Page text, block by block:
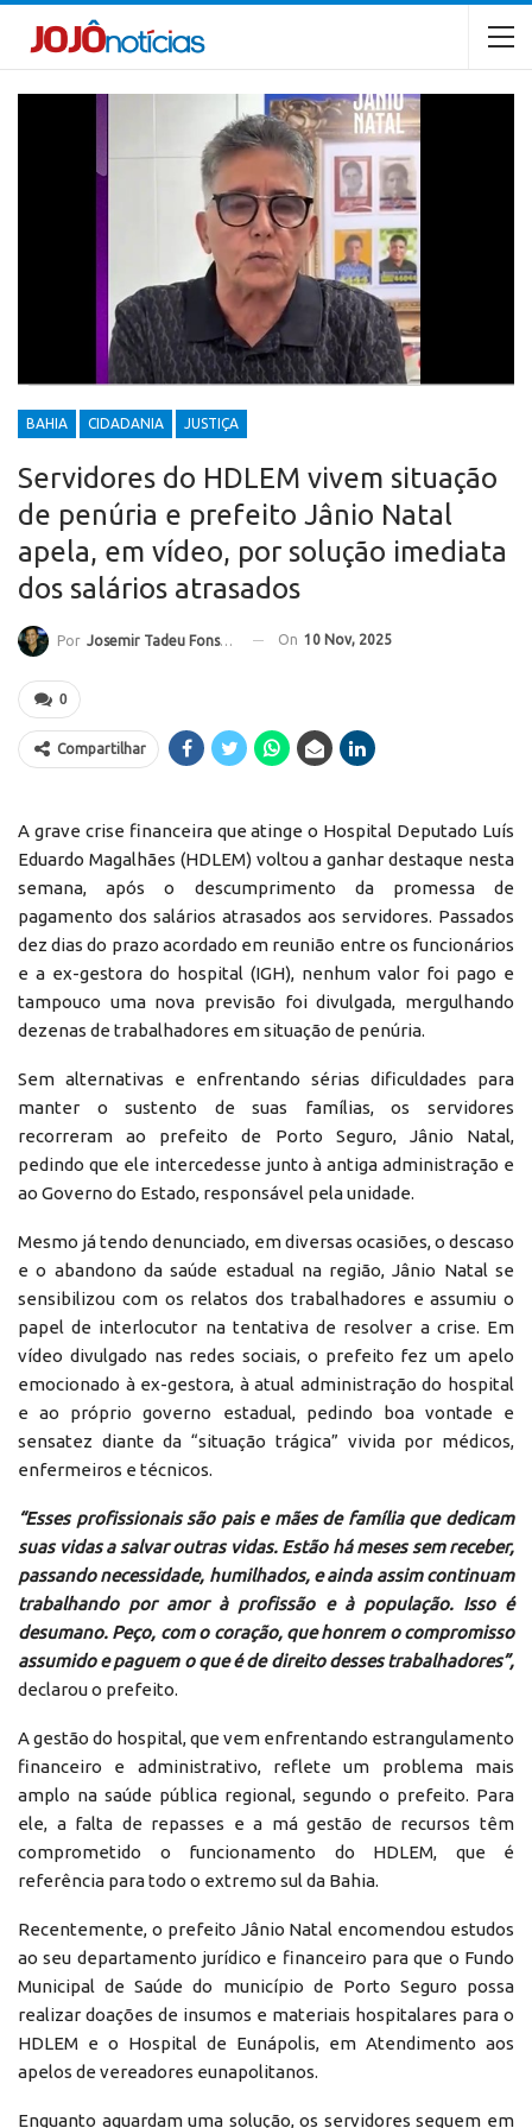
BAHIA CIDADANIA JUSTIÇA
Servidores do HDLEM vivem situação
de penúria e prefeito Jânio Natal
apela, em vídeo, por solução imediata
dos salários atrasados
Por Josemir Tadeu Fonseca On 10 Nov, 2025
0
Compartilhar
A grave crise financeira que atinge o Hospital Deputado Luís
Eduardo Magalhães (HDLEM) voltou a ganhar destaque nesta
semana, após o descumprimento da promessa de
pagamento dos salários atrasados aos servidores. Passados
dez dias do prazo acordado em reunião entre os funcionários
e a ex-gestora do hospital (IGH), nenhum valor foi pago e
tampouco uma nova previsão foi divulgada, mergulhando
dezenas de trabalhadores em situação de penúria.
Sem alternativas e enfrentando sérias dificuldades para
manter o sustento de suas famílias, os servidores
recorreram ao prefeito de Porto Seguro, Jânio Natal,
pedindo que ele intercedesse junto à antiga administração e
ao Governo do Estado, responsável pela unidade.
Mesmo já tendo denunciado, em diversas ocasiões, o descaso
e o abandono da saúde estadual na região, Jânio Natal se
sensibilizou com os relatos dos trabalhadores e assumiu o
papel de interlocutor na tentativa de resolver a crise. Em
vídeo divulgado nas redes sociais, o prefeito fez um apelo
emocionado à ex-gestora, à atual administração do hospital
e ao próprio governo estadual, pedindo boa vontade e
sensatez diante da “situação trágica” vivida por médicos,
enfermeiros e técnicos.
“Esses profissionais são pais e mães de família que dedicam
suas vidas a salvar outras vidas. Estão há meses sem receber,
passando necessidade, humilhados, e ainda assim continuam
trabalhando por amor à profissão e à população. Isso é
desumano. Peço, com o coração, que honrem o compromisso
assumido e paguem o que é de direito desses trabalhadores”,
declarou o prefeito.
A gestão do hospital, que vem enfrentando estrangulamento
financeiro e administrativo, reflete um problema mais
amplo na saúde pública regional, segundo o prefeito. Para
ele, a falta de repasses e a má gestão de recursos têm
comprometido o funcionamento do HDLEM, que é
referência para todo o extremo sul da Bahia.
Recentemente, o prefeito Jânio Natal encomendou estudos
ao seu departamento jurídico e financeiro para que o Fundo
Municipal de Saúde do município de Porto Seguro possa
realizar doações de insumos e materiais hospitalares para o
HDLEM e o Hospital de Eunápolis, em Atendimento aos
apelos de vereadores eunapolitanos.
Enquanto aguardam uma solução, os servidores seguem em